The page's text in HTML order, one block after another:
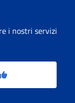
i nostri servizi